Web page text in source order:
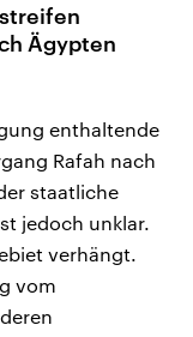
Ägypten
enthaltende
Rafah nach
staatliche
jedoch unklar.
verhängt.
vom